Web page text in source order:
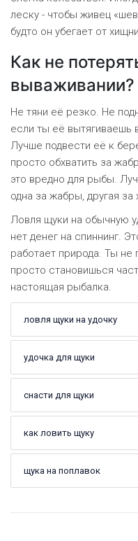
леску - чтобы живец
будто он убегает от
Как не
вываживании?
Не тяни её резко. Не
если ты её вытягиваешь
Лучше подвести её к
просто обхватить за
это вредно для рыбы.
одна за жабры, другая за
Ловля щуки на обычную
нет денег на спиннинг.
работает природа. Ты
просто становишься
настоящая рыбалка.
ловля щуки на удочку
удочка для щуки
снасти для щуки
как ловить щуку
щука на поплавок